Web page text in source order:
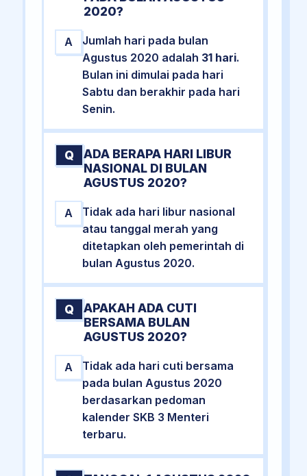
2020?
A
Jumlah hari pada bulan
Agustus 2020 adalah 31 hari.
Bulan ini dimulai pada hari
Sabtu dan berakhir pada hari
Senin.
Q
ADA BERAPA HARI LIBUR
NASIONAL DI BULAN
AGUSTUS 2020?
A
Tidak ada hari libur nasional
atau tanggal merah yang
ditetapkan oleh pemerintah di
bulan Agustus 2020.
Q
APAKAH ADA CUTI
BERSAMA BULAN
AGUSTUS 2020?
A
Tidak ada hari cuti bersama
pada bulan Agustus 2020
berdasarkan pedoman
kalender SKB 3 Menteri
terbaru.